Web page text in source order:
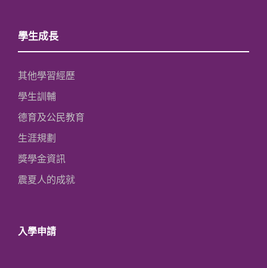
學生成長
其他學習經歷
學生訓輔
德育及公民教育
生涯規劃
獎學金資訊
震夏人的成就
入學申請